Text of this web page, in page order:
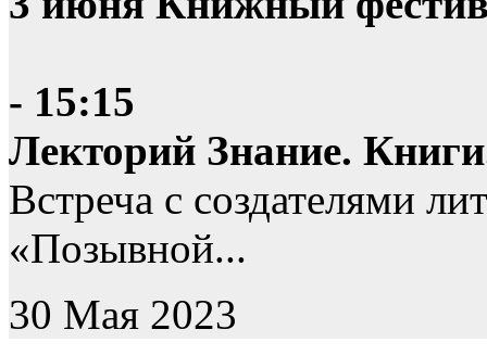
- 15:15
Лекторий Знание.
Встреча с создателями
«Позывной...
30 Мая 2023